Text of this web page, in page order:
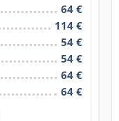
64 €
114 €
54 €
54 €
64 €
64 €